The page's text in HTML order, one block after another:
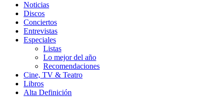
Noticias
Discos
Conciertos
Entrevistas
Especiales
Listas
Lo mejor del año
Recomendaciones
Cine, TV & Teatro
Libros
Alta Definición